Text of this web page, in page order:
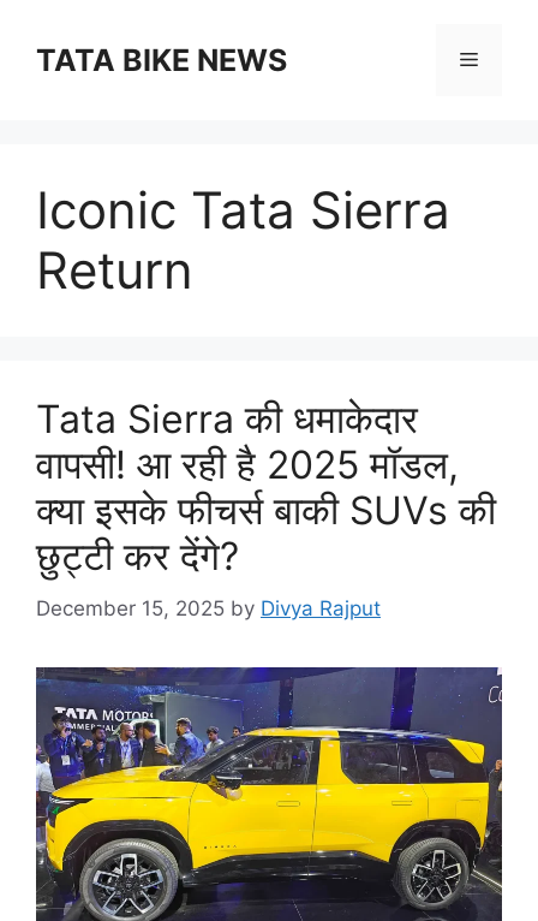
contentTATA BIKE NEWS Menu
Iconic Tata Sierra
Return
Tata Sierra की धमाकेदार
वापसी! आ रही है 2025 मॉडल,
क्या इसके फीचर्स बाकी SUVs की
छुट्टी कर देंगे?
December 15, 2025 by Divya Rajput